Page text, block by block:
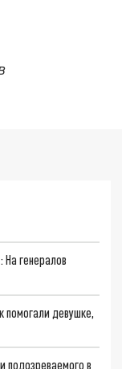
генералов
помогали девушке,
подозреваемого в